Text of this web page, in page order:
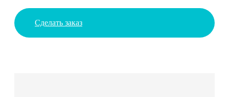
Сделать заказ